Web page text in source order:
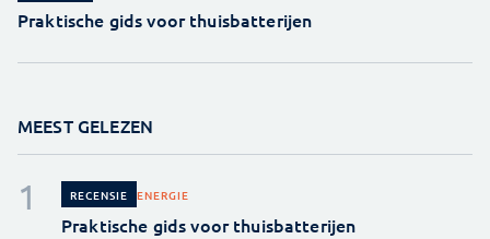
Praktische gids voor thuisbatterijen
MEEST GELEZEN
RECENSIE ENERGIE
Praktische gids voor thuisbatterijen